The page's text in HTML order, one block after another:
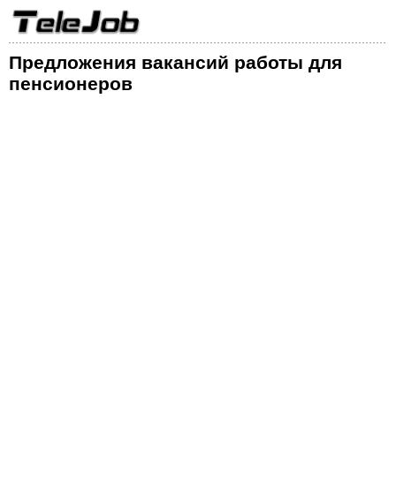
Предложения вакансий работы для
пенсионеров